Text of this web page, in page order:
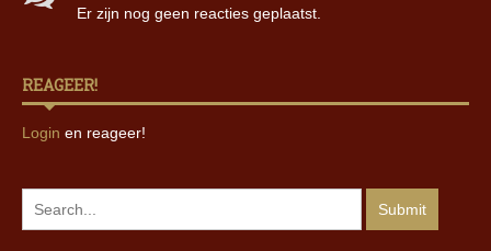
Er zijn nog geen reacties geplaatst.
REAGEER!
Login en reageer!